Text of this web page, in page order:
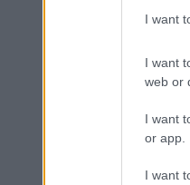
I want
I want
web or
I want
or app.
I want